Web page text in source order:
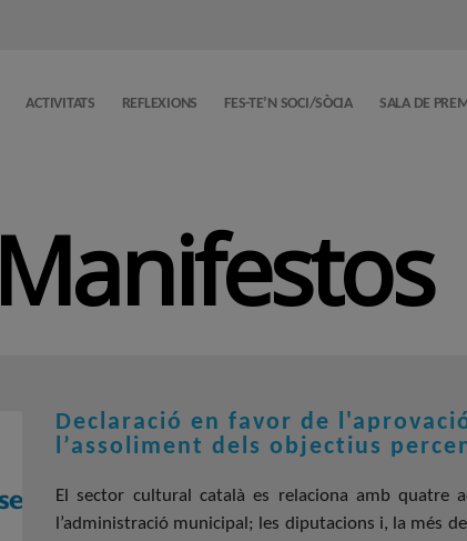
ACTIVITATS REFLEXIONS FES-TE’N SOCI/SÒCIA SALA DE
Manifestos
Declaració en favor de
l’assoliment dels objectius
El sector cultural català es relaciona amb quatre
l’administració municipal; les diputacions i, la més